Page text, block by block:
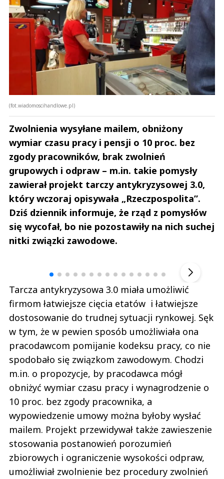
(fot.wiadomoscihandlowe.pl)
Zwolnienia wysyłane mailem, obniżony
wymiar czasu pracy i pensji o 10 proc. bez
zgody pracowników, brak zwolnień
grupowych i odpraw – m.in. takie pomysły
zawierał projekt tarczy antykryzysowej 3.0,
który wczoraj opisywała „Rzeczpospolita”.
Dziś dziennik informuje, że rząd z pomysłów
się wycofał, bo nie pozostawiły na nich suchej
nitki związki zawodowe.
Tarcza antykryzysowa 3.0 miała umożliwić
firmom łatwiejsze cięcia etatów i łatwiejsze
dostosowanie do trudnej sytuacji rynkowej. Sęk
w tym, że w pewien sposób umożliwiała ona
pracodawcom pomijanie kodeksu pracy, co nie
spodobało się związkom zawodowym. Chodzi
m.in. o propozycje, by pracodawca mógł
obniżyć wymiar czasu pracy i wynagrodzenie o
10 proc. bez zgody pracownika, a
wypowiedzenie umowy można byłoby wysłać
mailem. Projekt przewidywał także zawieszenie
stosowania postanowień porozumień
zbiorowych i ograniczenie wysokości odpraw,
umożliwiał zwolnienie bez procedury zwolnień